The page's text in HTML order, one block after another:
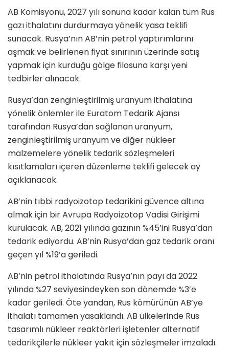
AB Komisyonu, 2027 yılı sonuna kadar kalan tüm Rus
gazı ithalatını durdurmaya yönelik yasa teklifi
sunacak. Rusya’nın AB’nin petrol yaptırımlarını
aşmak ve belirlenen fiyat sınırının üzerinde satış
yapmak için kurduğu gölge filosuna karşı yeni
tedbirler alınacak.
Rusya’dan zenginleştirilmiş uranyum ithalatına
yönelik önlemler ile Euratom Tedarik Ajansı
tarafından Rusya’dan sağlanan uranyum,
zenginleştirilmiş uranyum ve diğer nükleer
malzemelere yönelik tedarik sözleşmeleri
kısıtlamaları içeren düzenleme teklifi gelecek ay
açıklanacak.
AB’nin tıbbi radyoizotop tedarikini güvence altına
almak için bir Avrupa Radyoizotop Vadisi Girişimi
kurulacak. AB, 2021 yılında gazının %45’ini Rusya’dan
tedarik ediyordu. AB’nin Rusya’dan gaz tedarik oranı
geçen yıl %19’a geriledi.
AB’nin petrol ithalatında Rusya’nın payı da 2022
yılında %27 seviyesindeyken son dönemde %3’e
kadar geriledi. Öte yandan, Rus kömürünün AB’ye
ithalatı tamamen yasaklandı. AB ülkelerinde Rus
tasarımlı nükleer reaktörleri işletenler alternatif
tedarikçilerle nükleer yakıt için sözleşmeler imzaladı.